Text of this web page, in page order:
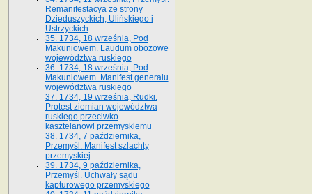
Remanifestacya ze strony
Dzieduszyckich, Ulińskiego i
Ustrzyckich
35. 1734, 18 września, Pod
Makuniowem. Laudum obozowe
województwa ruskiego
36. 1734, 18 września, Pod
Makuniowem. Manifest generału
województwa ruskiego
37. 1734, 19 września, Rudki.
Protest ziemian województwa
ruskiego przeciwko
kasztelanowi przemyskiemu
38. 1734, 7 października,
Przemyśl. Manifest szlachty
przemyskiej
39. 1734, 9 października,
Przemyśl. Uchwały sądu
kapturowego przemyskiego